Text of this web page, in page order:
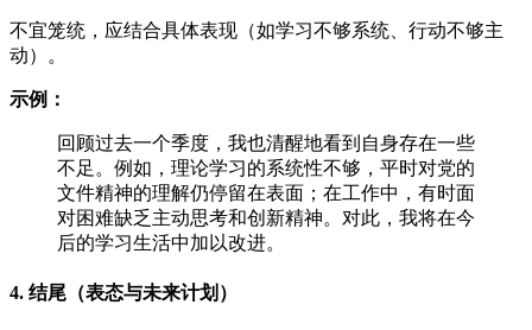
不宜笼统，应结合具体表现（如学习不够系统、行动不够主
动）。
示例：
回顾过去一个季度，我也清醒地看到自身存在一些
不足。例如，理论学习的系统性不够，平时对党的
文件精神的理解仍停留在表面；在工作中，有时面
对困难缺乏主动思考和创新精神。对此，我将在今
后的学习生活中加以改进。
4. 结尾（表态与未来计划）